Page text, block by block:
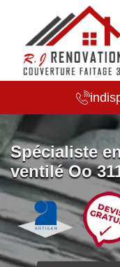
Spécialiste
ventilé Oo